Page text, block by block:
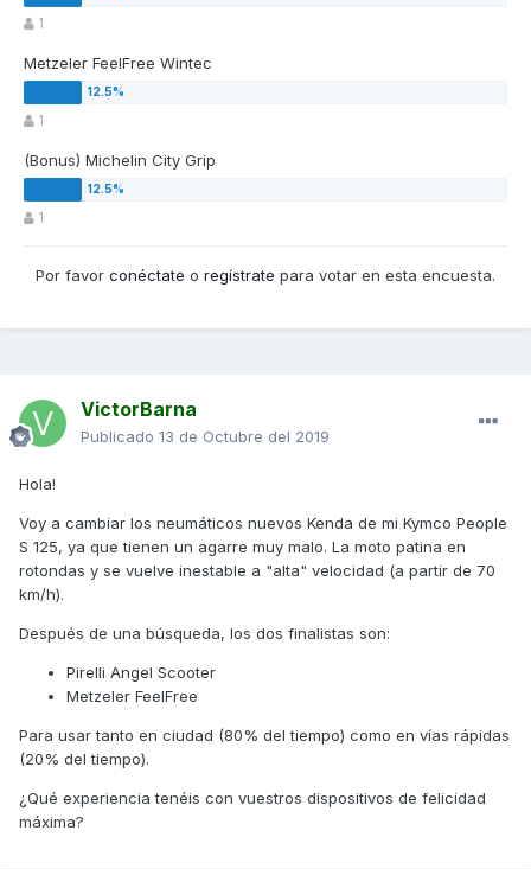
1
Metzeler FeelFree Wintec
1
(Bonus) Michelin City Grip
1
Por favor conéctate o regístrate para votar en esta encuesta.
VictorBarna
Publicado 13 de Octubre del 2019
Hola!
Voy a cambiar los neumáticos nuevos Kenda de mi Kymco People
S 125, ya que tienen un agarre muy malo. La moto patina en
rotondas y se vuelve inestable a "alta" velocidad (a partir de 70
km/h).
Después de una búsqueda, los dos finalistas son:
Pirelli Angel Scooter
Metzeler FeelFree
Para usar tanto en ciudad (80% del tiempo) como en vías rápidas
(20% del tiempo).
¿Qué experiencia tenéis con vuestros dispositivos de felicidad
máxima?